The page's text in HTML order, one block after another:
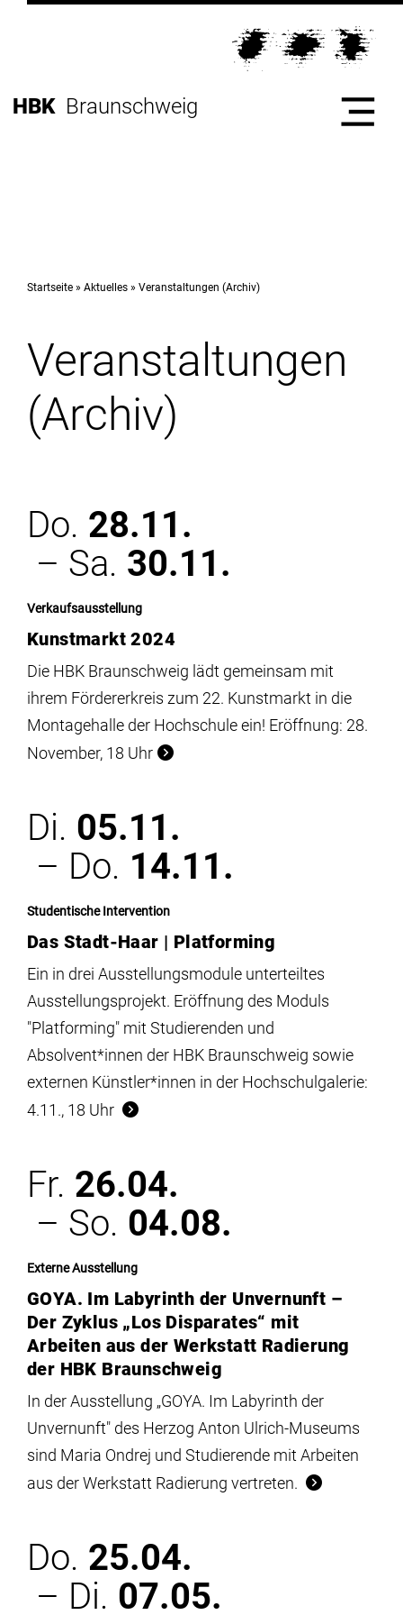
Inhalt
zur
Direkt
HBK Braunschweig
Hochschule
Studium
Institute
Infrastruktur
meinstudium
Startseite Aktuelles Veranstaltungen (Archiv)
Veranstaltungen
(Archiv)
Do. 28.11.
– Sa. 30.11.
Verkaufsausstellung
Kunstmarkt 2024
Die HBK Braunschweig lädt gemeinsam mit
ihrem Fördererkreis zum 22. Kunstmarkt in die
Montagehalle der Hochschule ein! Eröffnung: 28.
November, 18 Uhr
Di. 05.11.
– Do. 14.11.
Studentische Intervention
Das Stadt-Haar | Platforming
Ein in drei Ausstellungsmodule unterteiltes
Ausstellungsprojekt. Eröffnung des Moduls
"Platforming" mit Studierenden und
Absolvent*innen der HBK Braunschweig sowie
externen Künstler*innen in der Hochschulgalerie:
4.11., 18 Uhr
Fr. 26.04.
– So. 04.08.
Externe Ausstellung
GOYA. Im Labyrinth der Unvernunft –
Der Zyklus „Los Disparates“ mit
Arbeiten aus der Werkstatt Radierung
der HBK Braunschweig
In der Ausstellung „GOYA. Im Labyrinth der
Unvernunft" des Herzog Anton Ulrich-Museums
sind Maria Ondrej und Studierende mit Arbeiten
aus der Werkstatt Radierung vertreten.
Do. 25.04.
– Di. 07.05.